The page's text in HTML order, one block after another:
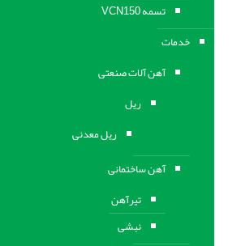
تسمه VCN150
خدمات
آهن آلات صنعتی
ریل
ریل معدنی
آهن ساختمانی
تیرآهن
نبشی